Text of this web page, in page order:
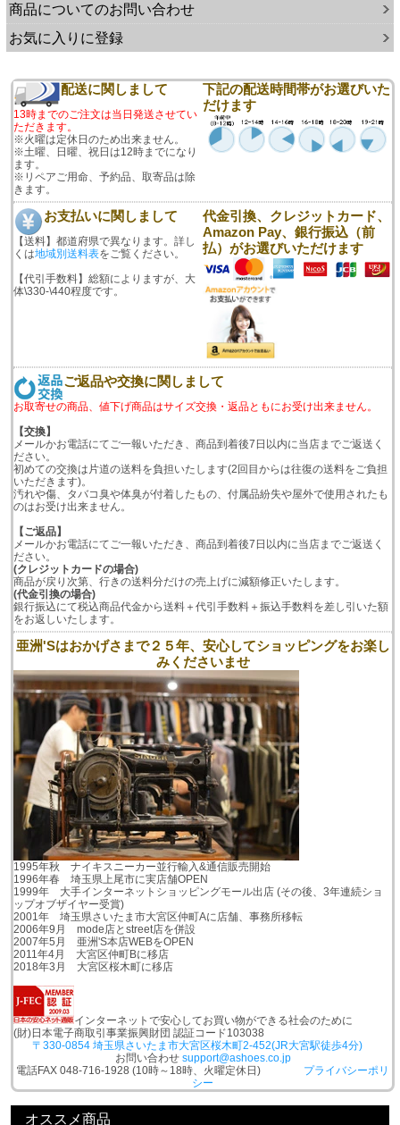
商品についてのお問い合わせ
お気に入りに登録
配送に関しまして
13時までのご注文は当日発送させてい
ただきます。
※火曜は定休日のため出来ません。
※土曜、日曜、祝日は12時までになり
ます。
※リペアご用命、予約品、取寄品は除
きます。
下記の配送時間帯がお選びいた
だけます
お支払いに関しまして
【送料】都道府県で異なります。詳し
くは地域別送料表をご覧ください。
【代引手数料】総額によりますが、大
体\330-\440程度です。
代金引換、クレジットカード、
Amazon Pay、銀行振込（前
払）がお選びいただけます
ご返品や交換に関しまして
お取寄せの商品、値下げ商品はサイズ交換・返品ともにお受け出来ません。
【交換】
メールかお電話にてご一報いただき、商品到着後7日以内に当店までご返送く
ださい。
初めての交換は片道の送料を負担いたします(2回目からは往復の送料をご負担
いただきます)。
汚れや傷、タバコ臭や体臭が付着したもの、付属品紛失や屋外で使用されたも
のはお受け出来ません。
【ご返品】
メールかお電話にてご一報いただき、商品到着後7日以内に当店までご返送く
ださい。
(クレジットカードの場合)
商品が戻り次第、行きの送料分だけの売上げに減額修正いたします。
(代金引換の場合)
銀行振込にて税込商品代金から送料＋代引手数料＋振込手数料を差し引いた額
をお返しいたします。
亜洲'Sはおかげさまで２５年、安心してショッピングをお楽し
みくださいませ
1995年秋 ナイキスニーカー並行輸入&通信販売開始
1996年春 埼玉県上尾市に実店舗OPEN
1999年 大手インターネットショッピングモール出店 (その後、3年連続ショ
ップオブザイヤー受賞)
2001年 埼玉県さいたま市大宮区仲町Aに店舗、事務所移転
2006年9月 mode店とstreet店を併設
2007年5月 亜洲'S本店WEBをOPEN
2011年4月 大宮区仲町Bに移店
2018年3月 大宮区桜木町に移店
インターネットで安心してお買い物ができる社会のために
(財)日本電子商取引事業振興財団 認証コード103038
〒330-0854 埼玉県さいたま市大宮区桜木町2-452(JR大宮駅徒歩4分)
お問い合わせ support@ashoes.co.jp
電話FAX 048-716-1928 (10時～18時、火曜定休日) プライバシーポリ
シー
オススメ商品